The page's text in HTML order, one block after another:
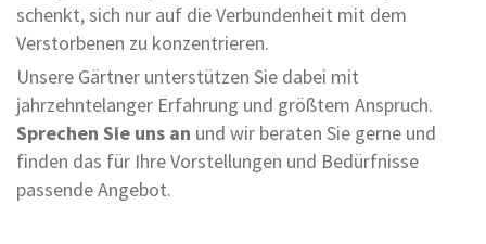
schenkt, sich nur auf die Verbundenheit mit dem
Verstorbenen zu konzentrieren.
Unsere Gärtner unterstützen Sie dabei mit
jahrzehntelanger Erfahrung und größtem Anspruch.
Sprechen Sie uns an und wir beraten Sie gerne und
finden das für Ihre Vorstellungen und Bedürfnisse
passende Angebot.